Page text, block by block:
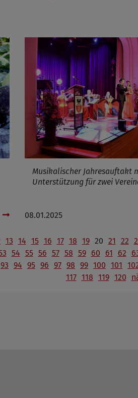
Musikalischer Jahresauftakt
Unterstützung für zwei
08.01.2025
13 14 15 16 17 18 19 20 21 22
54 55 56 57 58 59 60 61 62
93 94 95 96 97 98 99 100 101
117 118 119 120